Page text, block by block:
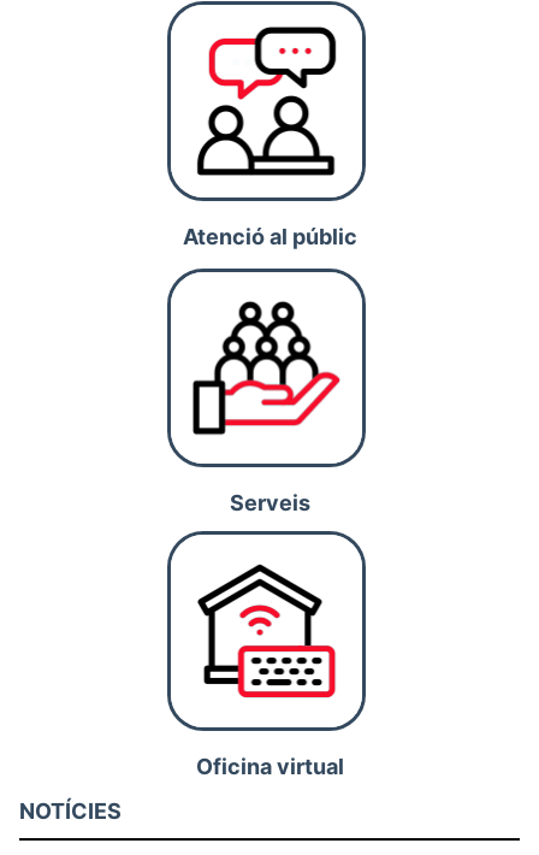
celebració i en
cada detall del
dia a dia.
"Bellvei és un lloc
on la memòria del
passat conviu
amb la vitalitat
oferint un entorn
acollidor i ben
connectat per
gaudir."
Atenció al públic
Serveis
Oficina virtual
NOTÍCIES